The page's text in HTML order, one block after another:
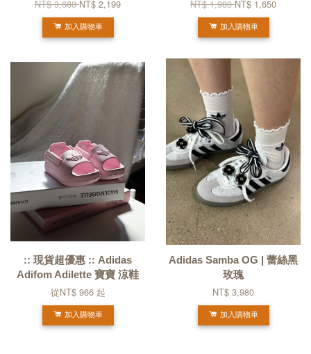
NT$ 3,680NT$ 2,199
加入購物車
NT$ 1,980NT$ 1,650
加入購物車
:: 現貨超優惠 :: Adidas
Adifom Adilette 寶寶 涼鞋
從NT$ 966 起
加入購物車
Adidas Samba OG | 蕾絲黑
玫瑰
NT$ 3,980
加入購物車